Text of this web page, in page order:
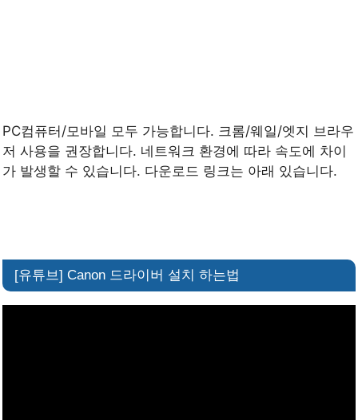
PC컴퓨터/모바일 모두 가능합니다. 크롬/웨일/엣지 브라우
저 사용을 권장합니다. 네트워크 환경에 따라 속도에 차이
가 발생할 수 있습니다. 다운로드 링크는 아래 있습니다.
[유튜브] Canon 드라이버 설치 하는법